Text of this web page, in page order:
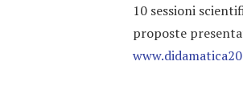
10 sessioni
proposte